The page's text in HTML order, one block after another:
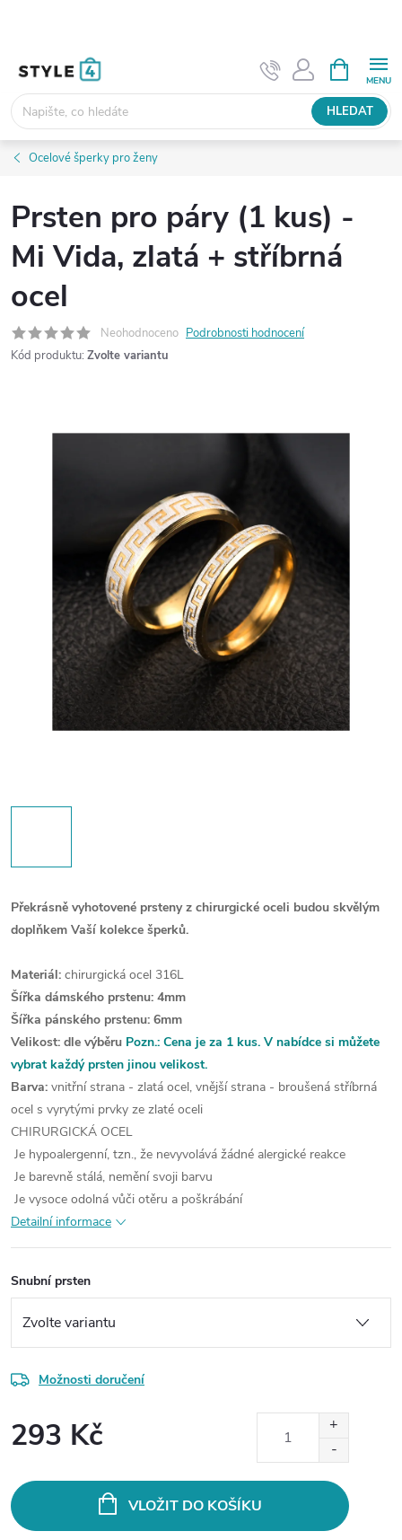
HLEDAT
NÁKUPNÍ
KOŠÍK
Ocelové šperky pro ženy
Prsten pro páry (1 kus) -
Mi Vida, zlatá + stříbrná
ocel
Neohodnoceno Podrobnosti hodnocení
Kód produktu: Zvolte variantu
Překrásně vyhotovené prsteny z chirurgické oceli budou skvělým
doplňkem Vaší kolekce šperků.
Materiál: chirurgická ocel 316L
Šířka dámského prstenu: 4mm
Šířka pánského prstenu: 6mm
Velikost: dle výběru Pozn.: Cena je za 1 kus. V nabídce si můžete
vybrat každý prsten jinou velikost.
Barva: vnitřní strana - zlatá ocel, vnější strana - broušená stříbrná
ocel s vyrytými prvky ze zlaté oceli
CHIRURGICKÁ OCEL
Je hypoalergenní, tzn., že nevyvolává žádné alergické reakce
Je barevně stálá, nemění svoji barvu
Je vysoce odolná vůči otěru a poškrábání
Detailní informace
Snubní prsten
Možnosti doručení
293 Kč
VLOŽIT DO KOŠÍKU